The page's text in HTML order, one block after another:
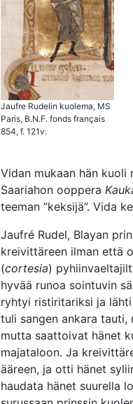
Jaufre Rudelin kuolema, MS
Paris, B.N.F. fonds français
854, f. 121v.
Vidan mukaan hän
Saariahon ooppera
teeman ”keksijä”. Vida
Jaufré Rudel, Blayan
kreivittäreen ilman että
(cortesia)
hyvää runoa sointuvin
ryhtyi ristiritariksi ja lähti
tuli sangen ankara tauti,
mutta saattoivat hänet
majataloon. Ja
ääreen, ja otti hänet
haudata hänet suurella